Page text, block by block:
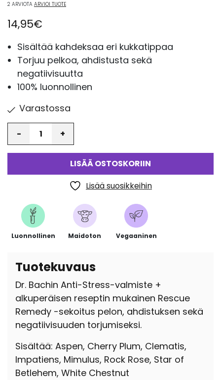
Arvio5.00
perustuen
2
asiakkaan
2 ARVIOTA ARVIOI TUOTE
14,95€
Sisältää kahdeksaa eri kukkatippaa
Torjuu pelkoa, ahdistusta sekä
negatiivisuutta
100% luonnollinen
Varastossa
LISÄÄ OSTOSKORIIN
Lisää suosikkeihin
Luonnollinen Maidoton Vegaaninen
Tuotekuvaus
Dr. Bachin Anti-Stress-valmiste +
alkuperäisen reseptin mukainen Rescue
Remedy -sekoitus pelon, ahdistuksen sekä
negatiivisuuden torjumiseksi.
Sisältää: Aspen, Cherry Plum, Clematis,
Impatiens, Mimulus, Rock Rose, Star of
Betlehem, White Chestnut